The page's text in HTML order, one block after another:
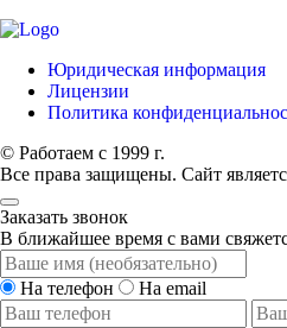
Юридическая информация
Лицензии
Политика
© Работаем с 1999 г.
Все права защищены. Сайт
Заказать звонок
В ближайшее время с вами
На телефон На email